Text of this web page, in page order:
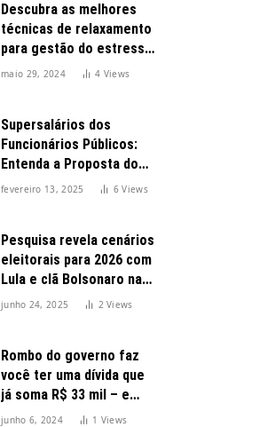
Descubra as melhores
técnicas de relaxamento
para gestão do estresse
durante o dia
maio 29, 2024 4 Views
Supersalários dos
Funcionários Públicos:
Entenda a Proposta do
Governo para Limitar
fevereiro 13, 2025 6Views
Pesquisa revela cenários
eleitorais para 2026 com
Lula e clã Bolsonaro na
disputa presidencial
junho 24, 2025 2Views
Rombo do governo faz
você ter uma dívida que
já soma R$ 33 mil – e
cresceu 300%
junho 6, 2024 1 Views